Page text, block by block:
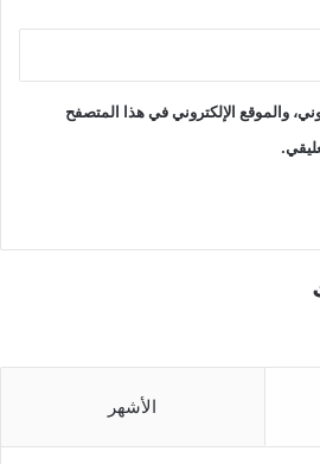
والموقع الإلكتروني في هذا المتصفح
الأشهر